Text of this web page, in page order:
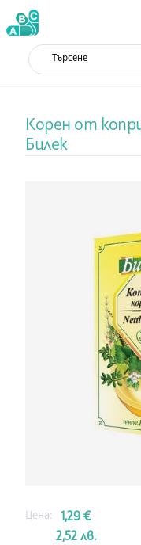
Корен от
Билек
Цена:
1,29 €
2,52 лв.